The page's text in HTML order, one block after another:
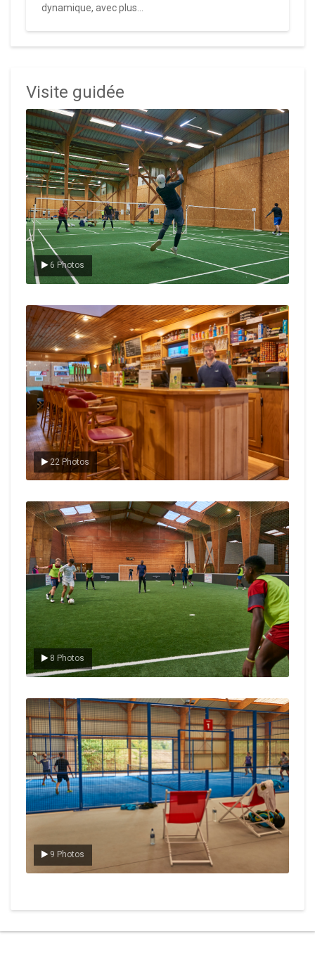
dynamique, avec plus...
Visite guidée
6 Photos
Le badminton
22 Photos
Le Club
8 Photos
Le foot en salle
9 Photos
Le padel